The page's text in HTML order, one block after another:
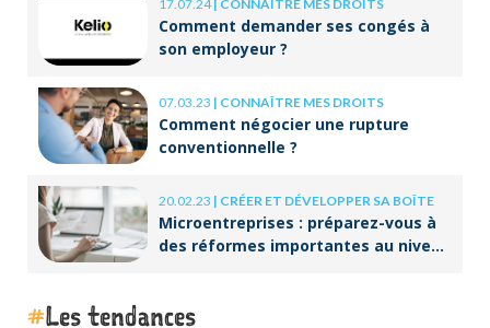
17.07.24| CONNAÎTRE MES DROITS
Comment demander ses congés à
son employeur ?
07.03.23 | CONNAÎTRE MES DROITS
Comment négocier une rupture
conventionnelle ?
20.02.23 | CRÉER ET DÉVELOPPER SA BOÎTE
Microentreprises : préparez-vous à
des réformes importantes au niveau
Les tendances